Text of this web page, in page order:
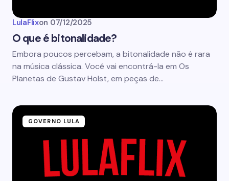
LulaFlixon 07/12/2025
O que é bitonalidade?
Embora poucos percebam, a bitonalidade não é rara
na música clássica. Você vai encontrá-la em Os
Planetas de Gustav Holst, em peças de…
GOVERNO LULA